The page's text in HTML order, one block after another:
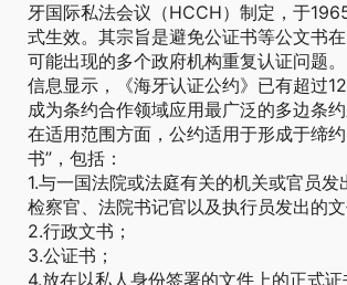
牙国际私法会议（HCCH）制定，于
式生效。其宗旨是避免公证书等公文书
可能出现的多个政府机构重复认证问题
信息显示，《海牙认证公约》已有超过
成为条约合作领域应用最广泛的多边条
在适用范围方面，公约适用于形成于缔
书”，包括：
1.与一国法院或法庭有关的机关或官员发
检察官、法院书记官以及执行员发出的文
2.行政文书；
3.公证书；
4.放在以私人身份签署的文件上的正式